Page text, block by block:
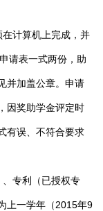
计算机上完成，并
请表一式两份，助
并加盖公章。申请
因奖助学金评定时
有误、不符合要求
专利（已授权专
上一学年（2015年9